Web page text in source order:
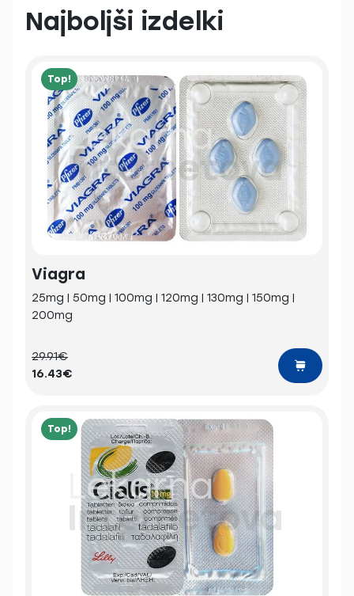
Najboljši izdelki
Top!
Viagra
25mg | 50mg | 100mg | 120mg | 130mg | 150mg |
200mg
29.91€
16.43€
Top!